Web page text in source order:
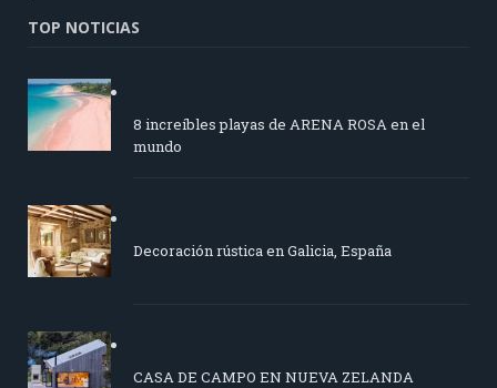
TOP NOTICIAS
8 increíbles playas de ARENA ROSA en el
mundo
Decoración rústica en Galicia, España
CASA DE CAMPO EN NUEVA ZELANDA